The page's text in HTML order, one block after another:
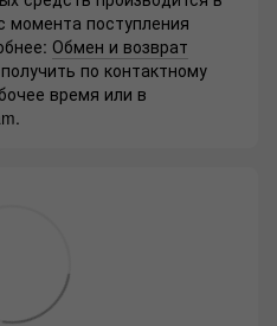
момента поступления
Обмен и возврат
по контактному
время или в